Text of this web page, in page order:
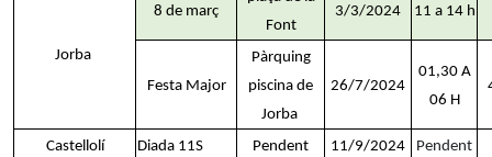
Jorba
8 de març
Font
3/3/2024 11 a 14 h
Festa Major
Pàrquing
piscina de
Jorba
26/7/2024
01,30 A
06 H
Castellolí Diada 11S Pendent 11/9/2024 Pendent